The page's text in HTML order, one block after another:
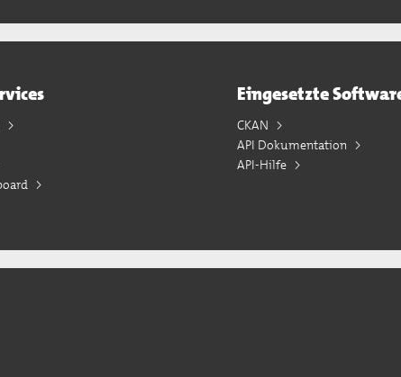
Eingesetzte
CKAN
API Dokumentation
API-Hilfe